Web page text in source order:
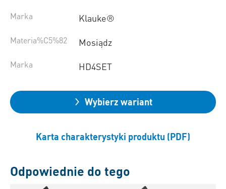
Marka Klauke®
Materia%C5%82 Mosiądz
Marka HD4SET
Wybierz wariant
Karta charakterystyki produktu (PDF)
Odpowiednie do tego